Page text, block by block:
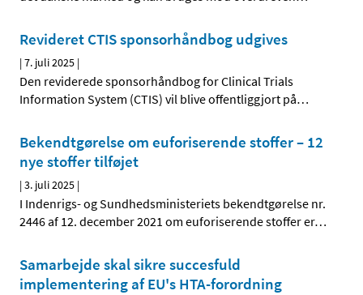
Revideret CTIS sponsorhåndbog udgives
|7. juli 2025 |
Den reviderede sponsorhåndbog for Clinical Trials
Information System (CTIS) vil blive offentliggjort på…
Bekendtgørelse om euforiserende stoffer – 12
nye stoffer tilføjet
|3. juli 2025 |
I Indenrigs- og Sundhedsministeriets bekendtgørelse nr.
2446 af 12. december 2021 om euforiserende stoffer er…
Samarbejde skal sikre succesfuld
implementering af EU's HTA-forordning